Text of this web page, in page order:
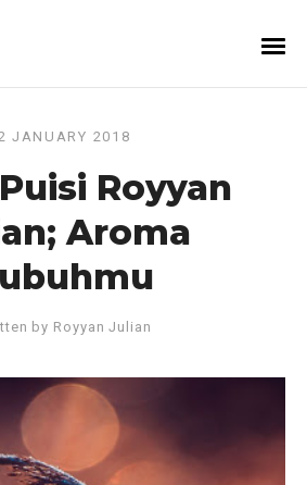
JANUARY 2018
Royyan
Aroma
by Royyan Julian